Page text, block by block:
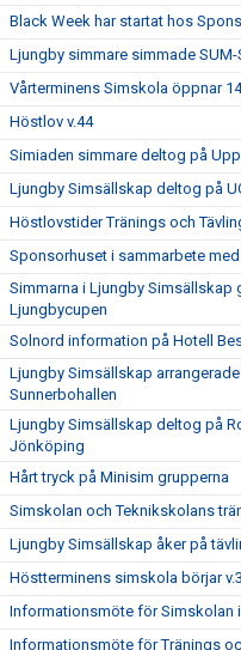
Black Week har startat hos
Ljungby simmare simmade
Vårterminens Simskola öppnar
Höstlov v.44
Simiaden simmare deltog på
Ljungby Simsällskap deltog på
Höstlovstider Tränings och
Sponsorhuset i sammarbete
Simmarna i Ljungby Simsällskap
Ljungbycupen
Solnord information på Hotell
Ljungby Simsällskap
Sunnerbohallen
Ljungby Simsällskap deltog på
Jönköping
Hårt tryck på Minisim grupperna
Simskolan och Teknikskolans
Ljungby Simsällskap åker på
Höstterminens simskola börjar
Informationsmöte för Simskolan
Informationsmöte för Tränings